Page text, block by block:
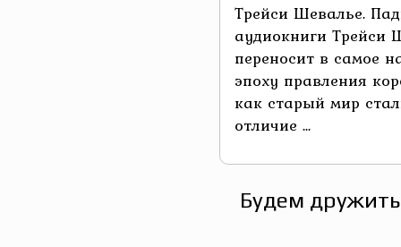
Трейси Шевалье.
аудиокниги
переносит в самое
эпоху правления
как старый мир
отличие ...
Будем